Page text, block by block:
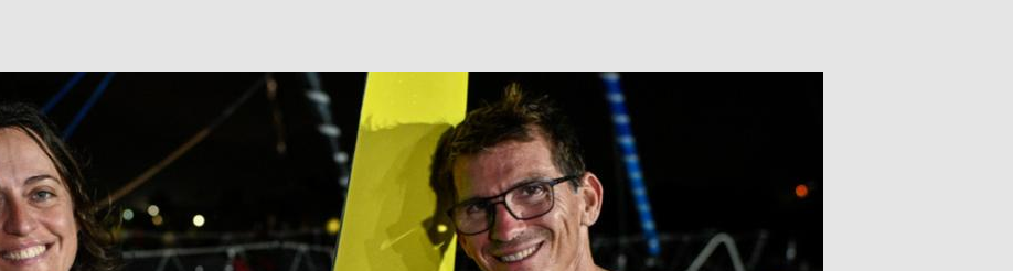
Transat Café l'Or
America's Cup
LOISIRS
Pêche en mer
Plongée
Glisse
La newsletter
METEO CONSULT Marine
Briefings
FLASH INFO